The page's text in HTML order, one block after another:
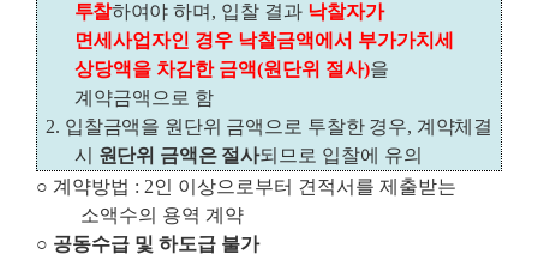
투찰하여야 하며 , 입찰 결과 낙찰자가
면세사업자인 경우 낙찰금액에서 부가가치세
상당액을 차감한 금액(원단위 절사)을
계약금액으로 함
2. 입찰금액을 원단위 금액으로 투찰한 경우, 계약체결
시 원단위 금액은 절사되므로 입찰에 유의
○ 계약방법 : 2인 이상으로부터 견적서를 제출받는
소액수의 용역 계약
○ 공동수급 및 하도급 불가